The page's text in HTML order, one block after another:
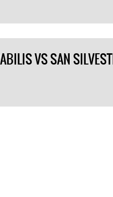
VS SAN